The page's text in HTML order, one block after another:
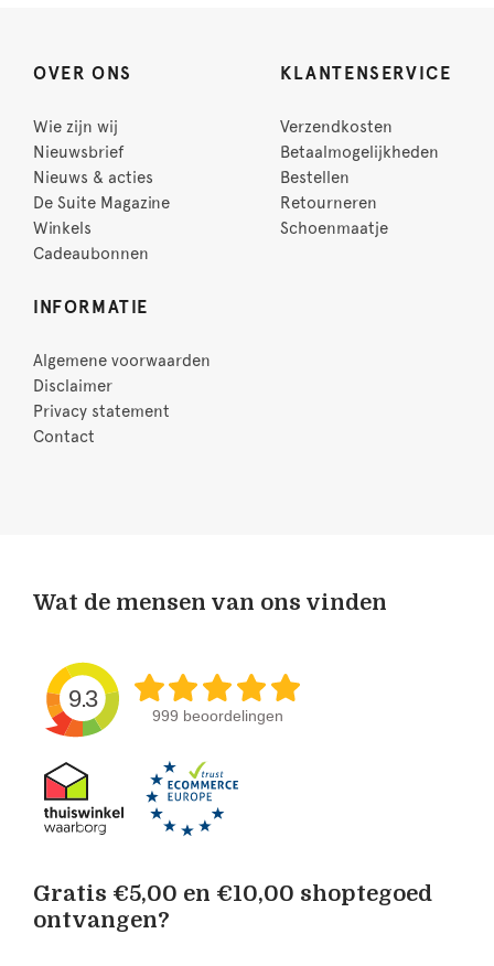
OVER ONS
Wie zijn wij
Nieuwsbrief
Nieuws & acties
De Suite Magazine
Winkels
Cadeaubonnen
KLANTENSERVICE
Verzendkosten
Betaalmogelijkheden
Bestellen
Retourneren
Schoenmaatje
INFORMATIE
Algemene voorwaarden
Disclaimer
Privacy statement
Contact
Wat de mensen van ons vinden
9.3
999 beoordelingen
Gratis €5,00 en €10,00 shoptegoed
ontvangen?